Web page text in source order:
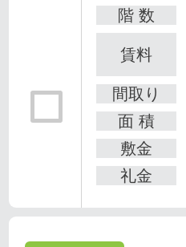
階 数
賃料
間取り
面 積
敷金
礼金